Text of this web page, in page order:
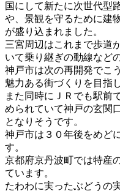
国にして新たに次世代型
や、景観を守るために建
が盛り込まれました。
三宮周辺はこれまで歩道
いて乗り継ぎの動線など
神戸市は次の再開発でこ
魅力ある街づくりを目指
また同時にＪＲでも駅前
められていて神戸の玄関
となりそうです。
神戸市は３０年後をめど
す。
京都府京丹波町では特産
ています。
たわわに実ったぶどうの実